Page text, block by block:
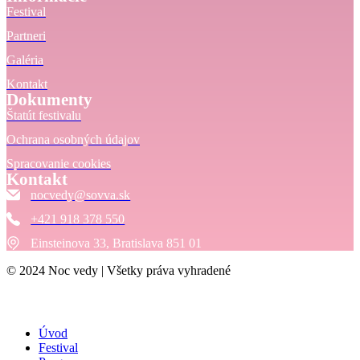
Festival
Partneri
Galéria
Kontakt
Dokumenty
Štatút festivalu
Ochrana osobných údajov
Spracovanie cookies
Kontakt
nocvedy@sovva.sk
+421 918 378 550
Einsteinova 33, Bratislava 851 01
© 2024 Noc vedy | Všetky práva vyhradené
Úvod
Festival